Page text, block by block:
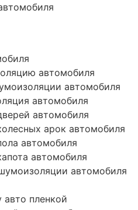
автомобиля
автомобиля
автомобиля
автомобиля
арок автомобиля
автомобиля
автомобиля
автомобиля
пленкой